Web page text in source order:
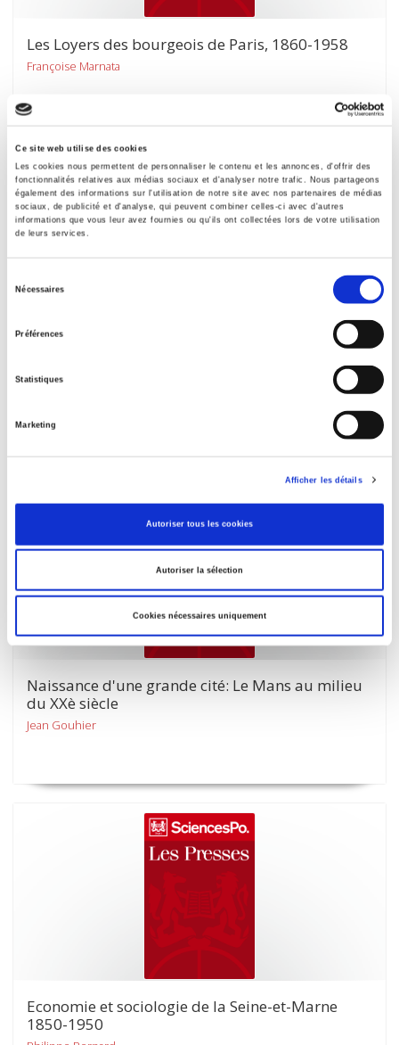
Ce site web utilise des cookies
Les cookies nous permettent de personnaliser le contenu et les annonces, d'offrir des
fonctionnalités relatives aux médias sociaux et d'analyser notre trafic. Nous partageons
également des informations sur l'utilisation de notre site avec nos partenaires de médias
sociaux, de publicité et d'analyse, qui peuvent combiner celles-ci avec d'autres
informations que vous leur avez fournies ou qu'ils ont collectées lors de votre utilisation
de leurs services.
Nécessaires
Préférences
Statistiques
Marketing
Afficher les détails
Autoriser tous les cookies
Autoriser la sélection
Cookies nécessaires uniquement
Les Loyers des bourgeois de Paris, 1860-1958
Françoise Marnata
Les Revenus départementaux en 1864 et en 1954
Nicole Delefortrie
Naissance d'une grande cité: Le Mans au milieu
du XXè siècle
Jean Gouhier
Economie et sociologie de la Seine-et-Marne
1850-1950